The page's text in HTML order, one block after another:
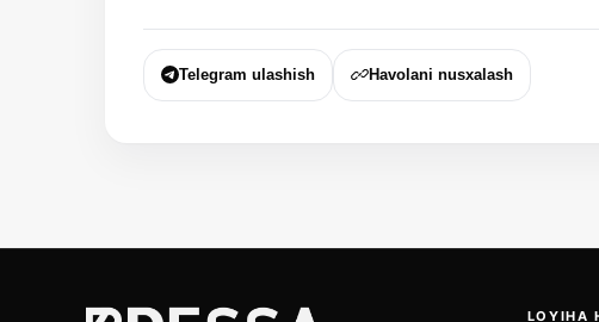
Telegram ulashish Havolani nusxalash
LOYIHA